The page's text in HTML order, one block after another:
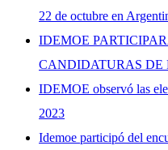
22 de octubre en
IDEMOE
CANDIDATURAS DE
IDEMOE observó las
2023
Idemoe participó del